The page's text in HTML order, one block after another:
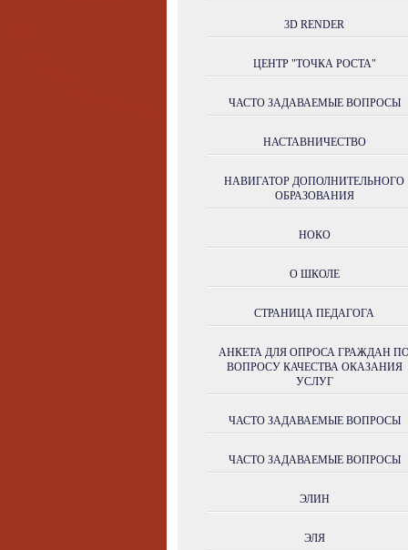
3D RENDER
ЦЕНТР "ТОЧКА РОСТА"
ЧАСТО ЗАДАВАЕМЫЕ ВОПРОСЫ
НАСТАВНИЧЕСТВО
НАВИГАТОР ДОПОЛНИТЕЛЬНОГО
ОБРАЗОВАНИЯ
НОКО
О ШКОЛЕ
СТРАНИЦА ПЕДАГОГА
АНКЕТА ДЛЯ ОПРОСА ГРАЖДАН
ВОПРОСУ КАЧЕСТВА ОКАЗАНИЯ
УСЛУГ
ЧАСТО ЗАДАВАЕМЫЕ ВОПРОСЫ
ЧАСТО ЗАДАВАЕМЫЕ ВОПРОСЫ
ЭЛИН
ЭЛЯ